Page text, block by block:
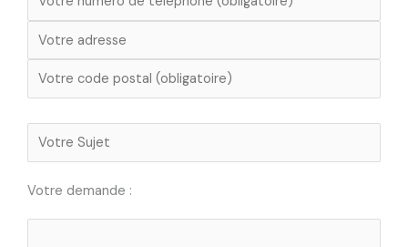
Votre demande :